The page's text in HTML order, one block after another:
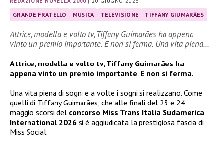
GRANDE FRATELLO MUSICA TELEVISIONE TIFFANY GIUMARÃES
Attrice, modella e volto tv, Tiffany Guimarães ha appena
vinto un premio importante. E non si ferma. Una vita piena…
Attrice, modella e volto tv, Tiffany Guimarães ha
appena vinto un premio importante. E non si ferma.
Una vita piena di sogni e a volte i sogni si realizzano. Come
quelli di Tiffany Guimarães, che alle finali del 23 e 24
maggio scorsi del concorso Miss Trans Italia Sudamerica
International 2026 si è aggiudicata la prestigiosa fascia di
Miss Social.